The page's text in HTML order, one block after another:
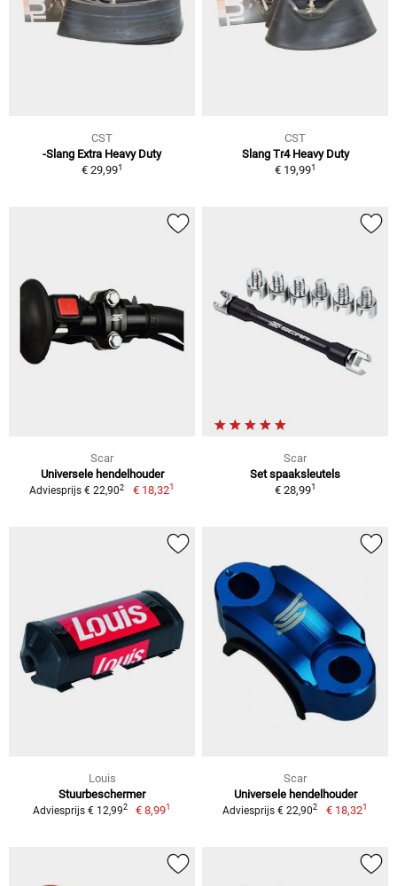
CST
-Slang Extra Heavy Duty
€ 29,991
CST
Slang Tr4 Heavy Duty
€ 19,991
Scar
Universele hendelhouder
Adviesprijs € 22,902 € 18,321
Scar
Set spaaksleutels
€ 28,991
Louis
Stuurbeschermer
Adviesprijs € 12,992 € 8,991
Scar
Universele hendelhouder
Adviesprijs € 22,902 € 18,321